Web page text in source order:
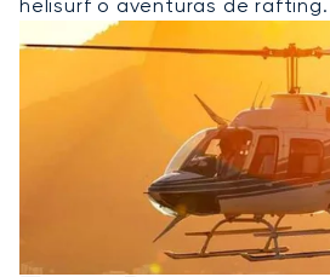
helisurf o aventuras de rafting.